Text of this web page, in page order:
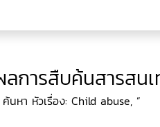
ลการสืบค้นสารสน
ค้นหา หัวเรื่อง: Child abuse, ”